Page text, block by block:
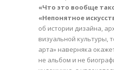
«Что это вообще
«Непонятное
об истории дизайна,
визуальной культуры,
арта» наверняка
не альбом и не